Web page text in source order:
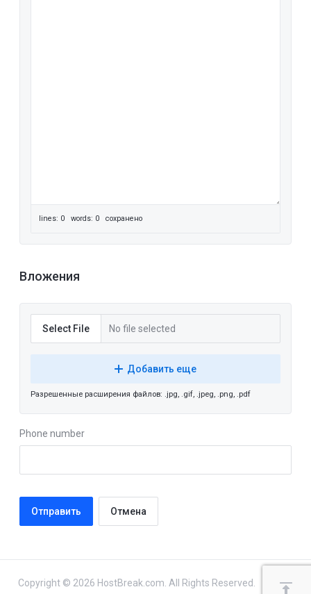
lines: 0 words: 0 сохранено
Вложения
Select File No file selected
Добавить еще
Разрешенные расширения файлов: .jpg, .gif, .jpeg, .png, .pdf
Phone number
Отмена
Copyright © 2026 HostBreak.com. All Rights Reserved.